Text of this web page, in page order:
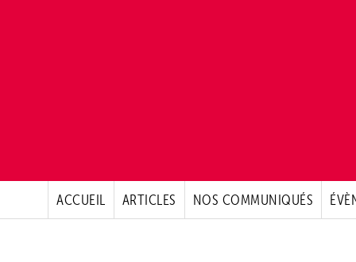
ACCUEIL ARTICLES NOS COMMUNIQUÉS